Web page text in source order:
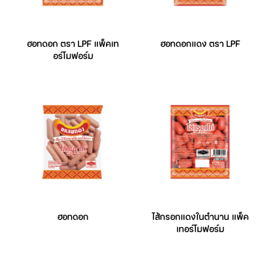
ฮอทดอก ตรา LPF แพ็คเท
อร์โมฟอร์ม
ฮอทดอกแดง ตรา LPF
ฮอทดอก
ไส้กรอกแดงในตำนาน แพ็ค
เทอร์โมฟอร์ม